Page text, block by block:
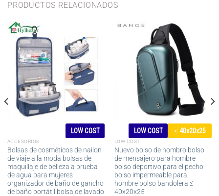
PRODUCTOS RELACIONADOS
LOW COST
ACCESORIOS
Bolsas de cosméticos de nailon
de viaje a la moda bolsas de
maquillaje de belleza a prueba
de agua para mujeres
organizador de baño de gancho
de baño portátil bolsa de lavado
LOW COST ≤ 40x20x25
LOW COST
Nuevo bolso de hombro bolso
de mensajero para hombre
bolso deportivo para el pecho
bolso impermeable para
hombre bolso bandolera ≤
40x20x25